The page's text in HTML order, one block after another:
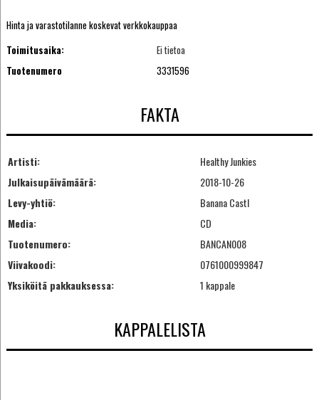
Hinta ja varastotilanne koskevat verkkokauppaa
Toimitusaika:
Ei tietoa
Tuotenumero
3331596
FAKTA
Artisti:
Healthy Junkies
Julkaisupäivämäärä:
2018-10-26
Levy-yhtiö:
Banana Castl
Media:
CD
Tuotenumero:
BANCAN008
Viivakoodi:
0761000999847
Yksiköitä pakkauksessa:
1 kappale
KAPPALELISTA